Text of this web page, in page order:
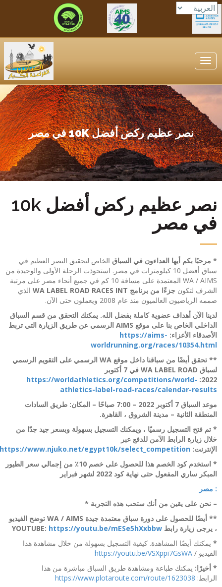
Toggle
نصر عظيم ركض أفضل 10K في مصر
نصر عظيم ركض أفضل 10k
في مصر
* مرحبًا بكم أيها العداءون في السباق الخاص لتحقيق النصر العظيم في
سباق أفضل 10 كيلومترات في مصر. استحوذت الرحلة الأولى والوحيدة من
WA / AIMS المعتمدة على مسافة 10 كم في جميع أنحاء مصر على مرتبة
الشرف لتكون جزءًا من برنامج WA LABEL ROAD RACES INT
الذي
صممه الرياضيون العالميون منذ عام 2008 ويعملون حتى الآن.
لدينا الآن أهداف عضوية كاملة بفضل الله. يمكنك التحقق من قسم السباق
الداخلي الخاص بنا على موقع AIMS الرسمي عن طريق الزيارة التي تربط
الأصدقاء الأعزاء: https://aims-
worldrunning.org/races/10354.html
** تحقق أيضًا من سباقنا داخل موقع WA الرسمي على التقويم الرسمي
لسباق WA LABEL ROAD في 7 أكتوبر
2022:
https://worldathletics.org/competitions/world-
athletics-label-road-races/calendar-results
موعد السباق 7 أكتوبر 2022 – 7:00 صباحًا – المكان: طريق السادات
المنطقة الثانية – مدينة الشروق ، القاهرة.
* تم فتح التسجيل رسميًا ، ويمكنك التسجيل بسهولة وبسعر جيد جدًا من
خلال زيارة الرابط الآمن للدفع عبر
الإنترنت: https://www.njuko.net/egypt10k/select_competition
* استخدم كود الخصم هذا للحصول على خصم 10٪ من إجمالي سعر الطيور
المبكر ساري المفعول حتى نهاية كود 2022 لشهر فبراير
: مصر
– نحن على يقين من أنك ستحب هذه التجربة *
** أيضًا للحصول على دورة سباق معتمدة جيدة WA / AIMS توضح الفيديو
، يرجى زيارة رابط YOUTUBE: https://youtu.be/mESe5hXxbbw
*يمكنك أيضًا المشاهدة. كيفية التسجيل بسهولة من خلال مشاهدة هذا
الفيديو / https://youtu.be/VSXppi7GsWA
* أخيرًا: يمكنك طباعة ومشاهدة طريق السباق مباشرة من هذا
الرابط: https://www.plotaroute.com/route/1623038